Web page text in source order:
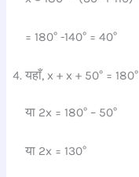
= 180° -140° = 40°
यहाँ, x + x + 50° = 180°
या 2x = 180° – 50°
या 2x = 130°